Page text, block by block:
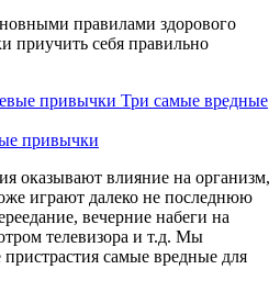
правилами здорового
приучить себя правильно
Три самые вредные
привычки
оказывают влияние на организм,
играют далеко не последнюю
вечерние набеги на
телевизора и т.д. Мы
самые вредные для